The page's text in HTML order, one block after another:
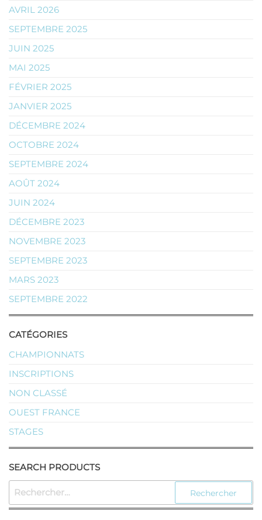
AVRIL 2026
SEPTEMBRE 2025
JUIN 2025
MAI 2025
FÉVRIER 2025
JANVIER 2025
DÉCEMBRE 2024
OCTOBRE 2024
SEPTEMBRE 2024
AOÛT 2024
JUIN 2024
DÉCEMBRE 2023
NOVEMBRE 2023
SEPTEMBRE 2023
MARS 2023
SEPTEMBRE 2022
CATÉGORIES
CHAMPIONNATS
INSCRIPTIONS
NON CLASSÉ
OUEST FRANCE
STAGES
SEARCH PRODUCTS
RECHERCHER :